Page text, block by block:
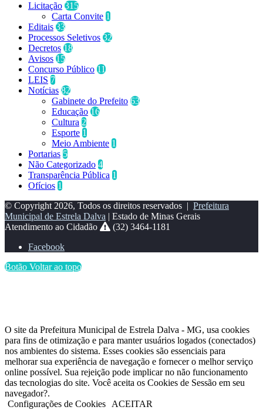
Licitação 315
Carta Convite 1
Editais 33
Processos Seletivos 32
Decretos 18
Avisos 15
Concurso Público 11
LEIS 7
Notícias 82
Gabinete do Prefeito 63
Educação 16
Cultura 2
Esporte 1
Meio Ambiente 1
Portarias 5
Não Categorizado 4
Transparência Pública 1
Ofícios 1
© Copyright 2026, Todos os direitos reservados | Prefeitura
Municipal de Estrela Dalva | Estado de Minas Gerais
Atendimento ao Cidadão
(32) 3464-1181
Facebook
Botão Voltar ao topo
O site da Prefeitura Municipal de Estrela Dalva - MG, usa cookies
para fins de otimização e para manter usuários logados (conectados)
nos ambientes do sistema. Esses cookies são essenciais para
melhorar sua experiência de navegação e fornecer o melhor serviço
online possível. Sua rejeição pode implicar no não funcionamento
das tecnologias do site. Você aceita os Cookies de Sessão em seu
navegador?.
Configurações de Cookies
ACEITAR